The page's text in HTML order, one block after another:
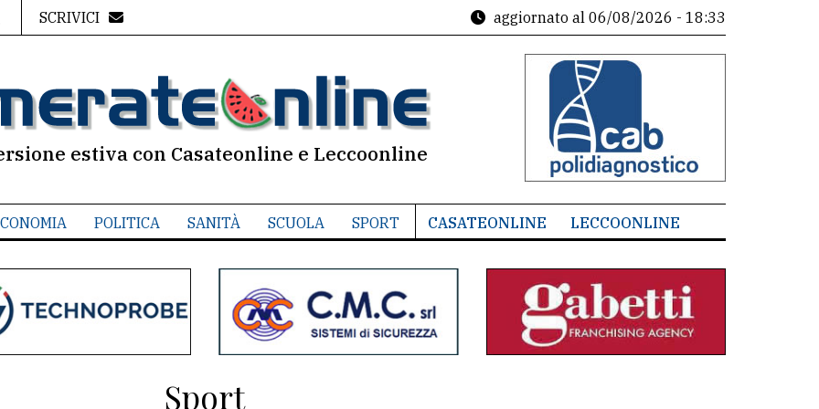
SCRIVICI aggiornato al 06/08/2026 - 18:33
estiva con Casateonline e Leccoonline
POLITICA SANITÀ SCUOLA SPORT CASATEONLINE LECCOONLINE
Sport